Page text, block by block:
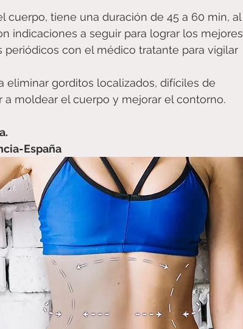
cuerpo, tiene una duración de 45 a 60 min, al
indicaciones a seguir para lograr los mejores
con el médico tratante para vigilar
eliminar gorditos localizados, difíciles de
moldear el cuerpo y mejorar el contorno.
España